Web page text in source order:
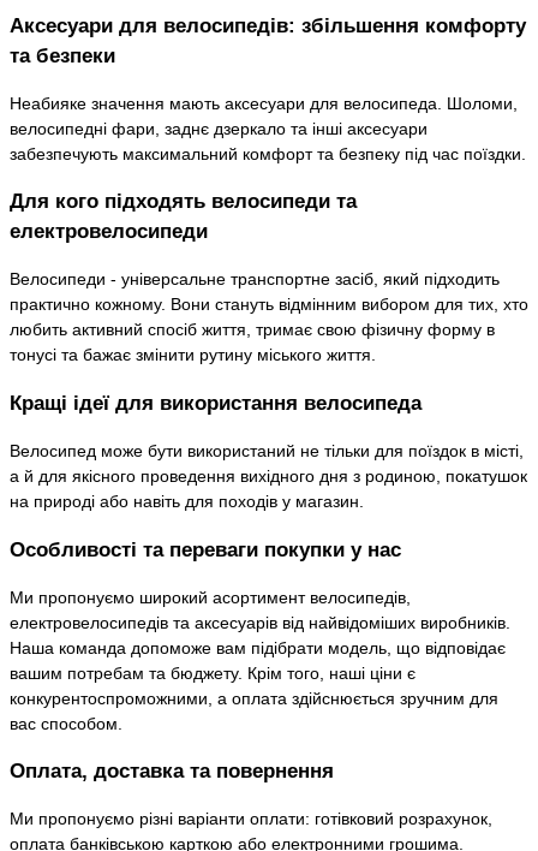
Аксесуари для велосипедів: збільшення комфорту
та безпеки
Неабияке значення мають аксесуари для велосипеда. Шоломи,
велосипедні фари, заднє дзеркало та інші аксесуари
забезпечують максимальний комфорт та безпеку під час поїздки.
Для кого підходять велосипеди та
електровелосипеди
Велосипеди - універсальне транспортне засіб, який підходить
практично кожному. Вони стануть відмінним вибором для тих, хто
любить активний спосіб життя, тримає свою фізичну форму в
тонусі та бажає змінити рутину міського життя.
Кращі ідеї для використання велосипеда
Велосипед може бути використаний не тільки для поїздок в місті,
а й для якісного проведення вихідного дня з родиною, покатушок
на природі або навіть для походів у магазин.
Особливості та переваги покупки у нас
Ми пропонуємо широкий асортимент велосипедів,
електровелосипедів та аксесуарів від найвідоміших виробників.
Наша команда допоможе вам підібрати модель, що відповідає
вашим потребам та бюджету. Крім того, наші ціни є
конкурентоспроможними, а оплата здійснюється зручним для
вас способом.
Оплата, доставка та повернення
Ми пропонуємо різні варіанти оплати: готівковий розрахунок,
оплата банківською карткою або електронними грошима.